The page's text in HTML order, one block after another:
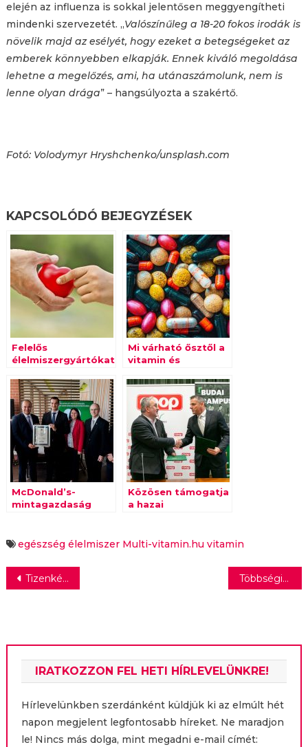
elején az influenza is sokkal jelentősen meggyengítheti
mindenki szervezetét. „Valószínűleg a 18-20 fokos irodák is
növelik majd az esélyét, hogy ezeket a betegségeket az
emberek könnyebben elkapják. Ennek kiváló megoldása
lehetne a megelőzés, ami, ha utánaszámolunk, nem is
lenne olyan drága” – hangsúlyozta a szakértő.
Fotó: Volodymyr Hryshchenko/unsplash.com
KAPCSOLÓDÓ BEJEGYZÉSEK
Felelős
élelmiszergyártókat
Mi várható ősztől a
vitamin és
piacon?
McDonald’s-
mintagazdaság
Közösen támogatja
a hazai
egészség élelmiszer Multi-vitamin.hu vitamin
Bejegyzés
Tizenkét kortárs olasz filmet vetítenek hazánkban Többségi tulajdont szerez az Otthon Centrum az Open House franchise és hitelközvetítő holding társaságban
IRATKOZZON FEL HETI HÍRLEVELÜNKRE!
Hírlevelünkben szerdánként küldjük ki az elmúlt hét
napon megjelent legfontosabb híreket. Ne maradjon
le! Nincs más dolga, mint megadni e-mail címét: